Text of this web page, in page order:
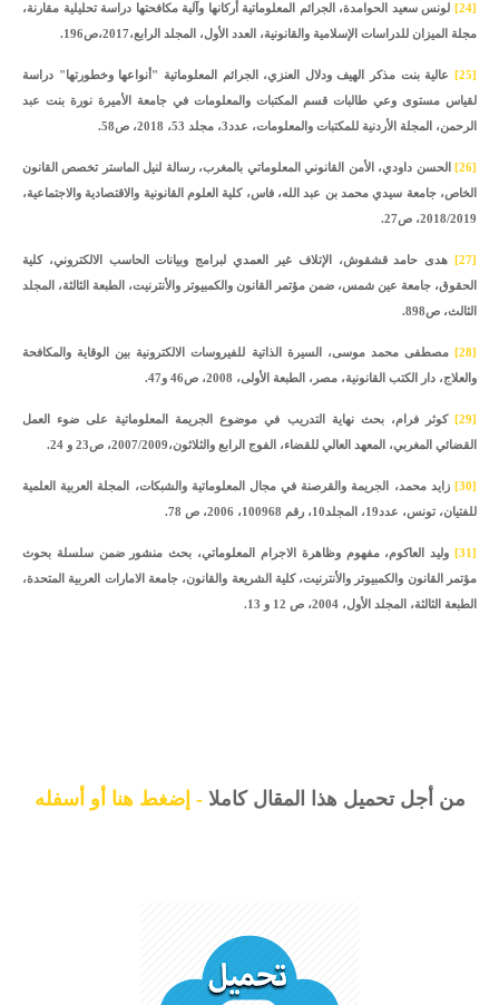
[24] لونس سعيد الحوامدة، الجرائم المعلوماتية أركانها وآلية مكافحتها دراسة تحليلية مقارنة،
مجلة الميزان للدراسات الإسلامية والقانونية، العدد الأول، المجلد الرابع،2017،ص196.
[25] عالية بنت مذكر الهيف ودلال العنزي، الجرائم المعلوماتية "أنواعها وخطورتها" دراسة
لقياس مستوى وعي طالبات قسم المكتبات والمعلومات في جامعة الأميرة نورة بنت عبد
الرحمن، المجلة الأردنية للمكتبات والمعلومات، عدد3، مجلد 53، 2018، ص58.
[26] الحسن داودي، الأمن القانوني المعلوماتي بالمغرب، رسالة لنيل الماستر تخصص القانون
الخاص، جامعة سيدي محمد بن عبد الله، فاس، كلية العلوم القانونية والاقتصادية والاجتماعية،
2018/2019، ص27.
[27] هدى حامد قشقوش، الإتلاف غير العمدي لبرامج وبيانات الحاسب الالكتروني، كلية
الحقوق، جامعة عين شمس، ضمن مؤتمر القانون والكمبيوتر والأنترنيت، الطبعة الثالثة، المجلد
الثالث، ص898.
[28] مصطفى محمد موسى، السيرة الذاتية للفيروسات الالكترونية بين الوقاية والمكافحة
والعلاج، دار الكتب القانونية، مصر، الطبعة الأولى، 2008، ص46 و47.
[29] كوثر فرام، بحث نهاية التدريب في موضوع الجريمة المعلوماتية على ضوء العمل
القضائي المغربي، المعهد العالي للقضاء، الفوج الرابع والثلاثون،2007/2009، ص23 و 24.
[30] زايد محمد، الجريمة والقرصنة في مجال المعلوماتية والشبكات، المجلة العربية العلمية
للفتيان، تونس، عدد19، المجلد10، رقم 100968، 2006، ص 78.
[31] وليد العاكوم، مفهوم وظاهرة الاجرام المعلوماتي، بحث منشور ضمن سلسلة بحوث
مؤتمر القانون والكمبيوتر والأنترنيت، كلية الشريعة والقانون، جامعة الامارات العربية المتحدة،
الطبعة الثالثة، المجلد الأول، 2004، ص 12 و 13.
من أجل تحميل هذا المقال كاملا - إضغط هنا أو أسفله